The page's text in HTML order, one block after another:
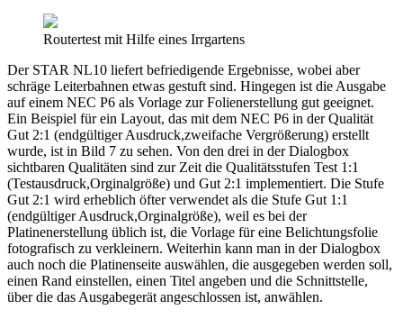
Routertest mit Hilfe eines Irrgartens
Der STAR NL10 liefert befriedigende Ergebnisse, wobei aber
schräge Leiterbahnen etwas gestuft sind. Hingegen ist die Ausgabe
auf einem NEC P6 als Vorlage zur Folienerstellung gut geeignet.
Ein Beispiel für ein Layout, das mit dem NEC P6 in der Qualität
Gut 2:1 (endgültiger Ausdruck,zweifache Vergrößerung) erstellt
wurde, ist in Bild 7 zu sehen. Von den drei in der Dialogbox
sichtbaren Qualitäten sind zur Zeit die Qualitätsstufen Test 1:1
(Testausdruck,Orginalgröße) und Gut 2:1 implementiert. Die Stufe
Gut 2:1 wird erheblich öfter verwendet als die Stufe Gut 1:1
(endgültiger Ausdruck,Orginalgröße), weil es bei der
Platinenerstellung üblich ist, die Vorlage für eine Belichtungsfolie
fotografisch zu verkleinern. Weiterhin kann man in der Dialogbox
auch noch die Platinenseite auswählen, die ausgegeben werden soll,
einen Rand einstellen, einen Titel angeben und die Schnittstelle,
über die das Ausgabegerät angeschlossen ist, anwählen.